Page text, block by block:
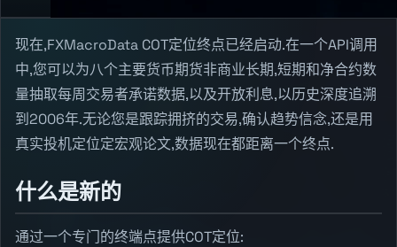
现在,FXMacroData COT定位终点已经启动.在一个API调用
中,您可以为八个主要货币期货非商业长期,短期和净合约数
量抽取每周交易者承诺数据,以及开放利息,以历史深度追溯
到2006年.无论您是跟踪拥挤的交易,确认趋势信念,还是用
真实投机定位定宏观论文,数据现在都距离一个终点.
什么是新的
通过一个专门的终端点提供COT定位: